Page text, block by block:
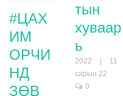
#ЦАХ
ИМ
ОРЧИ
НД
ЗӨВ
тын
хуваар
ь
2022 | 11
сарын 22
0